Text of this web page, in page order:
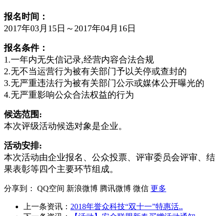
报名时间：
2017年03月15日～2017年04月16日
报名条件：
1.一年内无失信记录,经营内容合法合规
2.无不当运营行为被有关部门予以关停或查封的
3.无严重违法行为被有关部门公示或媒体公开曝光的
4.无严重影响公众合法权益的行为
候选范围:
本次评级活动候选对象是企业。
活动安排:
本次活动由企业报名、公众投票、评审委员会评审、结
果表彰等四个主要环节组成。
分享到： QQ空间 新浪微博 腾讯微博 微信 更多
上一条资讯： 2018年誉众科技“双十一”特惠活..